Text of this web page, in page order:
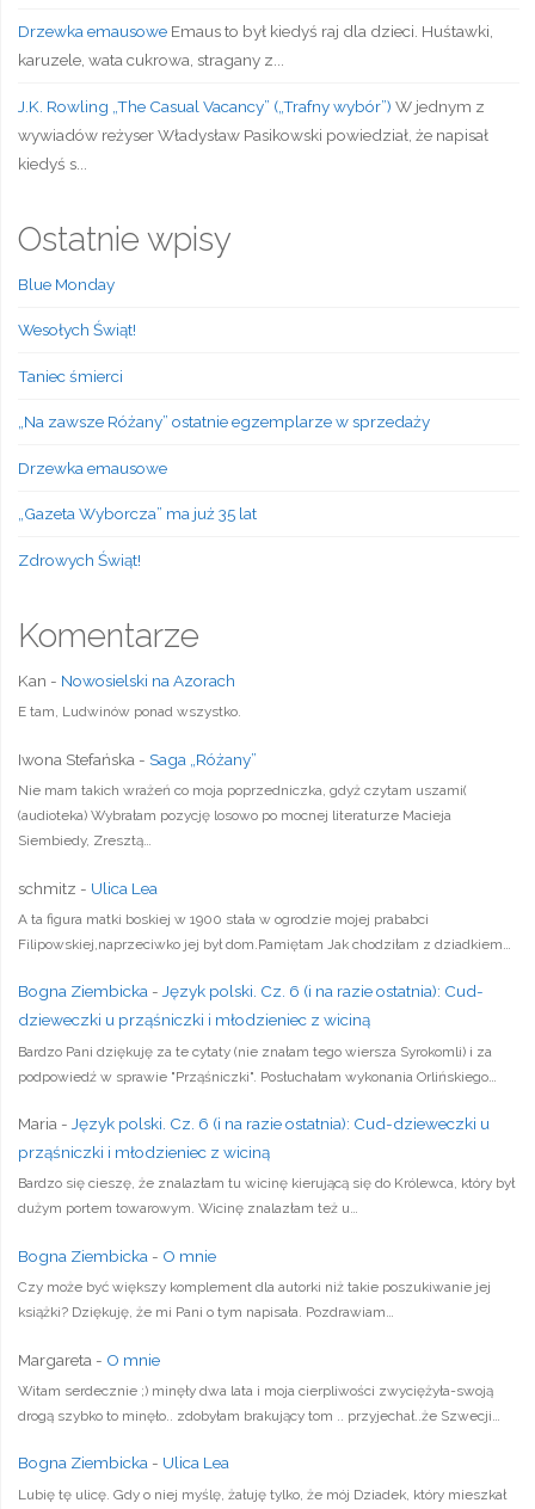
Drzewka emausowe Emaus to był kiedyś raj dla dzieci. Huśtawki,
karuzele, wata cukrowa, stragany z...
J.K. Rowling „The Casual Vacancy” („Trafny wybór”) W jednym z
wywiadów reżyser Władysław Pasikowski powiedział, że napisał
kiedyś s...
Ostatnie wpisy
Blue Monday
Wesołych Świąt!
Taniec śmierci
„Na zawsze Różany” ostatnie egzemplarze w sprzedaży
Drzewka emausowe
„Gazeta Wyborcza” ma już 35 lat
Zdrowych Świąt!
Komentarze
Kan - Nowosielski na Azorach
E tam, Ludwinów ponad wszystko.
Iwona Stefańska - Saga „Różany”
Nie mam takich wrażeń co moja poprzedniczka, gdyż czytam uszami(
(audioteka) Wybrałam pozycję losowo po mocnej literaturze Macieja
Siembiedy, Zresztą…
schmitz - Ulica Lea
A ta figura matki boskiej w 1900 stała w ogrodzie mojej prababci
Filipowskiej,naprzeciwko jej był dom.Pamiętam Jak chodziłam z dziadkiem…
Bogna Ziembicka- Język polski. Cz. 6 (i na razie ostatnia): Cud-
dzieweczki u prząśniczki i młodzieniec z wiciną
Bardzo Pani dziękuję za te cytaty (nie znałam tego wiersza Syrokomli) i za
podpowiedź w sprawie "Prząśniczki". Posłuchałam wykonania Orlińskiego…
Maria - Język polski. Cz. 6 (i na razie ostatnia): Cud-dzieweczki u
prząśniczki i młodzieniec z wiciną
Bardzo się cieszę, że znalazłam tu wicinę kierującą się do Królewca, który był
dużym portem towarowym. Wicinę znalazłam też u…
Bogna Ziembicka - O mnie
Czy może być większy komplement dla autorki niż takie poszukiwanie jej
książki? Dziękuję, że mi Pani o tym napisała. Pozdrawiam…
Margareta - O mnie
Witam serdecznie ;) minęły dwa lata i moja cierpliwości zwyciężyła-swoją
drogą szybko to minęło.. zdobyłam brakujący tom .. przyjechał..że Szwecji…
Bogna Ziembicka- Ulica Lea
Lubię tę ulicę. Gdy o niej myślę, żałuję tylko, że mój Dziadek, który mieszkał